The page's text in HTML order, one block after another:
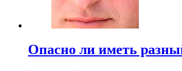
Опасно ли иметь